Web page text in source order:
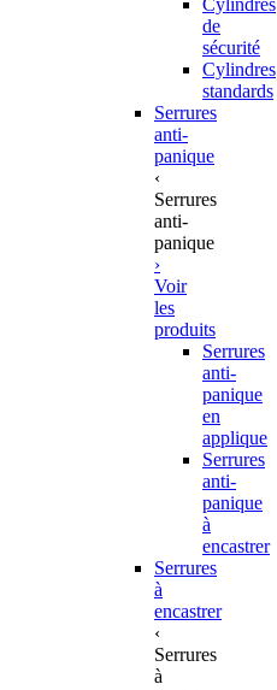
de
sécurité
Cylindres
standards
Serrures
anti-
panique
‹
Serrures
anti-
panique
›
Voir
les
produits
Serrures
anti-
panique
en
applique
Serrures
anti-
panique
à
encastrer
Serrures
à
encastrer
‹
Serrures
à